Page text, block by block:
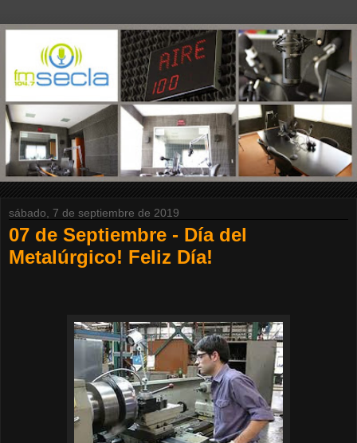
sábado, 7 de septiembre de 2019
07 de Septiembre - Día del
Metalúrgico! Feliz Día!